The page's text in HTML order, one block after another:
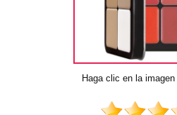
Haga clic en la